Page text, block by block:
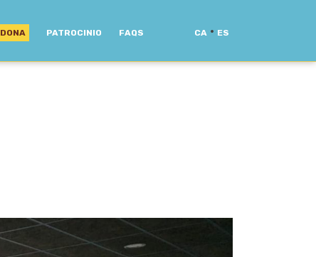
DONA PATROCINIO FAQS CA · ES